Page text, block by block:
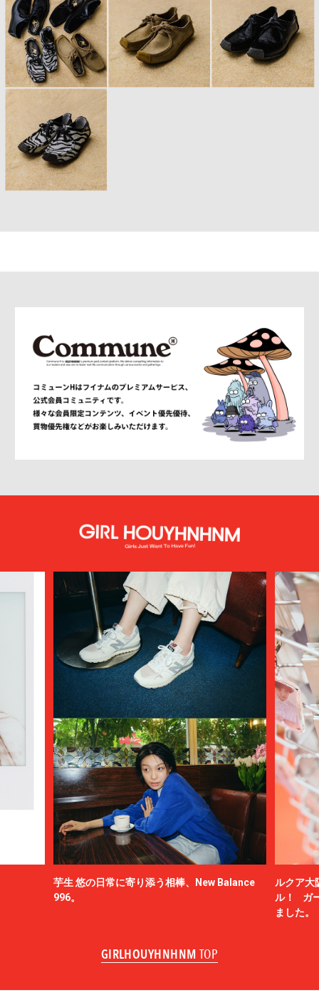
芋生 悠の日常に寄り添う相棒、New Balance
996。
ルクア大
ル！ ガ
ました。
GIRLHOUYHNHNM TOP